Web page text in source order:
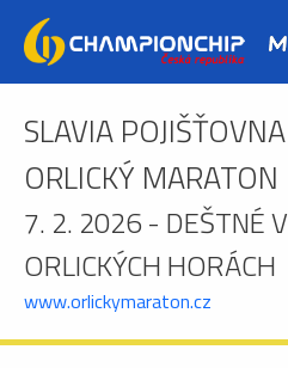
SLAVIA POJIŠŤOVNA
ORLICKÝ MARATON
7. 2. 2026 - DEŠTNÉ V
ORLICKÝCH HORÁCH
www.orlickymaraton.cz